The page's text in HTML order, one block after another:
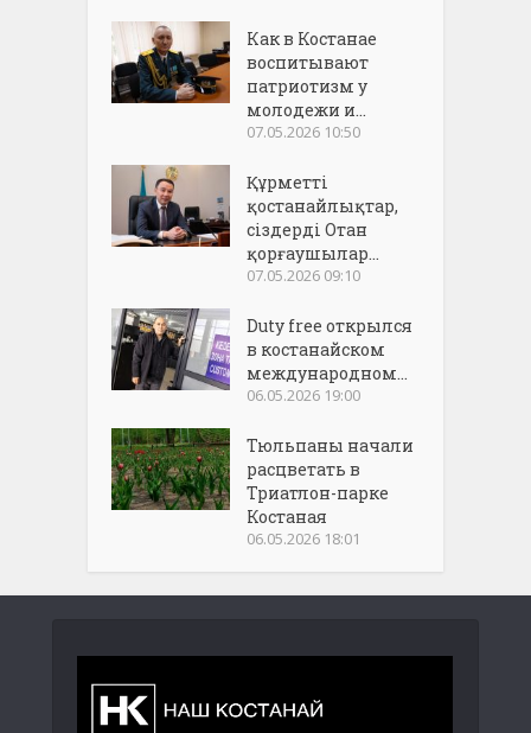
Как в Костанае
воспитывают
патриотизм у
молодежи и...
07.05.2026 10:50
Құрметті
қостанайлықтар,
сіздерді Отан
қорғаушылар...
07.05.2026 09:10
Duty free открылся
в костанайском
международном...
06.05.2026 19:00
Тюльпаны начали
расцветать в
Триатлон-парке
Костаная
06.05.2026 18:01